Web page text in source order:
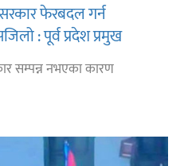
फेरबदल गर्न
: पूर्व प्रदेश प्रमुख
सम्पन्न नभएका कारण